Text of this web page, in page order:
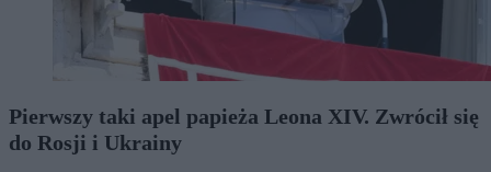
Pierwszy taki apel papieża Leona XIV. Zwrócił się
do Rosji i Ukrainy